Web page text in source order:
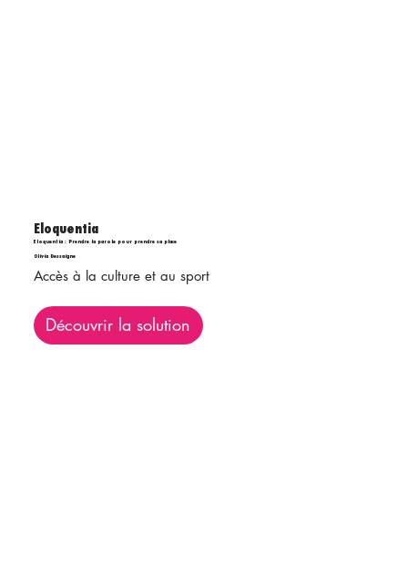
Eloquentia
Eloquentia : Prendre la parole pour prendre sa place
Olivia Dessaigne
Accès à la culture et au sport
Découvrir la solution